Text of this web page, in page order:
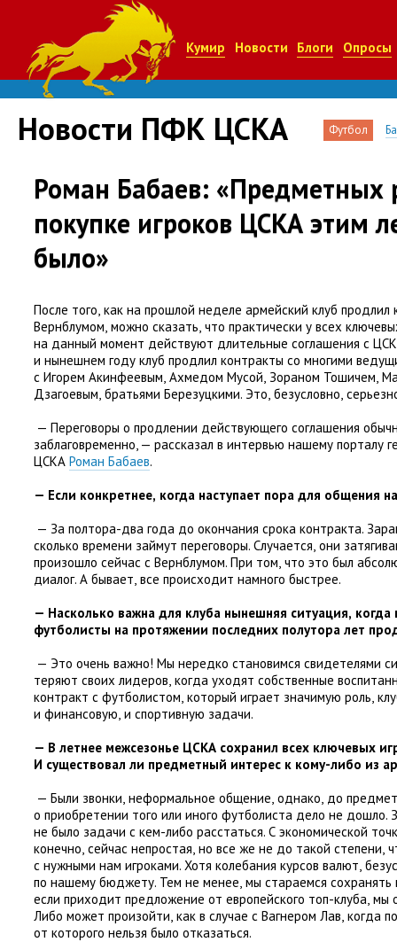
Кумир Новости Блоги Опросы
Новости ПФК ЦСКА Футбол
Роман Бабаев: «Предметных
покупке игроков ЦСКА этим
было»
После того, как на прошлой неделе армейский клуб продлил
Вернблумом, можно сказать, что практически у всех
на данный момент действуют длительные соглашения с
и нынешнем году клуб продлил контракты со многими
с Игорем Акинфеевым, Ахмедом Мусой, Зораном Тошичем,
Дзагоевым, братьями Березуцкими. Это, безусловно,
— Переговоры о продлении действующего соглашения
заблаговременно, — рассказал в интервью нашему порталу
ЦСКА Роман Бабаев.
— Если конкретнее, когда наступает пора для общения
— За полтора-два года до окончания срока контракта.
сколько времени займут переговоры. Случается, они
произошло сейчас с Вернблумом. При том, что это был
диалог. А бывает, все происходит намного быстрее.
— Насколько важна для клуба нынешняя ситуация, когда
футболисты на протяжении последних полутора лет
— Это очень важно! Мы нередко становимся свидетелями
теряют своих лидеров, когда уходят собственные
контракт с футболистом, который играет значимую роль,
и финансовую, и спортивную задачи.
— В летнее межсезонье ЦСКА сохранил всех ключевых
И существовал ли предметный интерес к кому-либо из
— Были звонки, неформальное общение, однако, до
о приобретении того или иного футболиста дело не дошло.
не было задачи с кем-либо расстаться. С экономической
конечно, сейчас непростая, но все же не до такой степени,
с нужными нам игроками. Хотя колебания курсов валют,
по нашему бюджету. Тем не менее, мы стараемся
если приходит предложение от европейского топ-клуба, мы
Либо может произойти, как в случае с Вагнером Лав, когда
от которого нельзя было отказаться.